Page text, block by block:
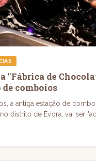
"Fábrica de
comboios
a antiga estação de
distrito de Évora, vai ser